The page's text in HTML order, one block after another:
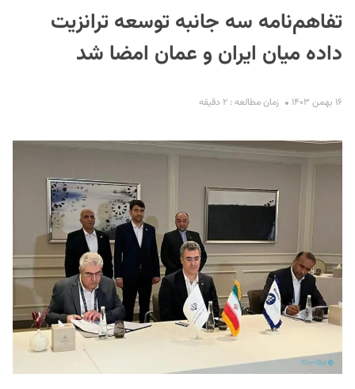
تفاهم‌نامه سه جانبه توسعه ترانزیت
داده میان ایران و عمان امضا شد
۱۶ بهمن ۱۴۰۳ زمان مطالعه : ۲ دقیقه